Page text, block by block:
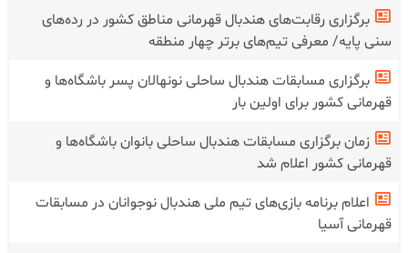
برگزاری رقابت‌های هندبال قهرمانی مناطق کشور در رده‌های
سنی پایه/ معرفی تیم‌های برتر چهار منطقه
برگزاری مسابقات هندبال ساحلی نونهالان پسر باشگاه‌ها و
قهرمانی کشور برای اولین بار
زمان برگزاری مسابقات هندبال ساحلی بانوان باشگاه‌ها و
قهرمانی کشور اعلام شد
اعلام برنامه بازی‌های تیم ملی هندبال نوجوانان در مسابقات
قهرمانی آسیا